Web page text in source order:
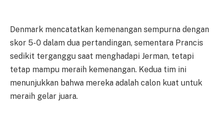
Denmark mencatatkan kemenangan sempurna dengan
skor 5-0 dalam dua pertandingan, sementara Prancis
sedikit terganggu saat menghadapi Jerman, tetapi
tetap mampu meraih kemenangan. Kedua tim ini
menunjukkan bahwa mereka adalah calon kuat untuk
meraih gelar juara.